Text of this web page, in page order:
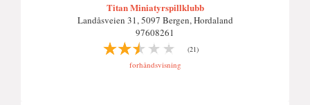
Titan Miniatyrspillklubb
Landåsveien 31, 5097 Bergen, Hordaland
97608261
(21)
forhåndsvisning